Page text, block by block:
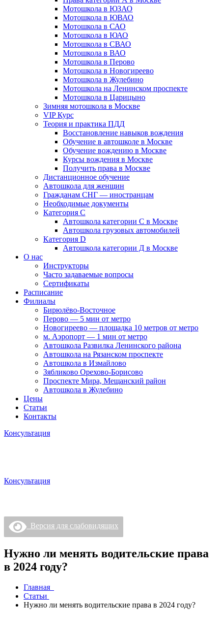
Мотошкола в ЮЗАО
Мотошкола в ЮВАО
Мотошкола в САО
Мотошкола в ЮАО
Мотошкола в СВАО
Мотошкола в ВАО
Мотошкола в Перово
Мотошкола в Новогиреево
Мотошкола в Жулебино
Мотошкола на Ленинском проспекте
Мотошкола в Царицыно
Зимняя мотошкола в Москве
VIP Курс
Теория и практика ПДД
Восстановление навыков вождения
Обучение в автошколе в Москве
Обучение вождению в Москве
Курсы вождения в Москве
Получить права в Москве
Дистанционное обучение
Автошкола для женщин
Гражданам СНГ — иностранцам
Необходимые документы
Категория С
Автошкола категории С в Москве
Автошкола грузовых автомобилей
Категория D
Автошкола категории Д в Москве
О нас
Инструкторы
Часто задаваемые вопросы
Сертификаты
Расписание
Филиалы
Бирюлёво-Восточное
Перово — 5 мин от метро
Новогиреево — площадка 10 метров от метро
м. Аэропорт — 1 мин от метро
Автошкола Развилка Ленинского района
Автошкола на Рязанском проспекте
Автошкола в Измайлово
Зябликово Орехово-Борисово
Проспекте Мира, Мещанский район
Автошкола в Жулебино
Цены
Статьи
Контакты
Консультация
Консультация
Версия для слабовидящих
Нужно ли менять водительские права
в 2024 году?
Главная
Статьи
Нужно ли менять водительские права в 2024 году?